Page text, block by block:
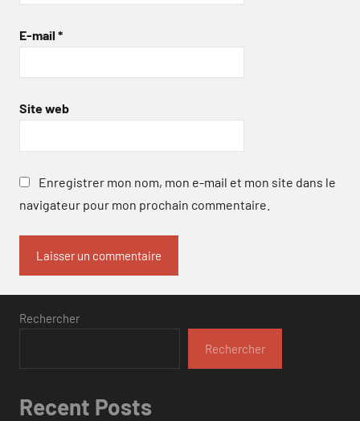
E-mail *
Site web
Enregistrer mon nom, mon e-mail et mon site dans le
navigateur pour mon prochain commentaire.
Rechercher
Rechercher
Recent Posts